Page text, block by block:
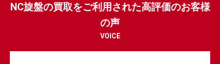
NC旋盤の買取をご利用された高評価のお客様
の声
VOICE